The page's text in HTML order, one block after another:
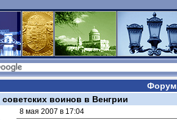
Форум
воинов в Венгрии
8 мая 2007 в 17:04